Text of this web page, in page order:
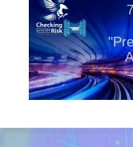
Evitamos la
Detectamos las
al